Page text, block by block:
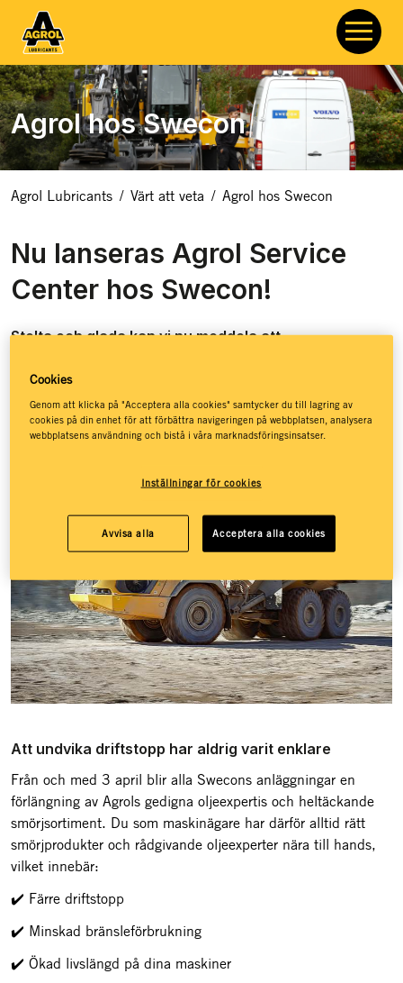
Agrol hos Swecon
Agrol Lubricants / Värt att veta / Agrol hos Swecon
Nu lanseras Agrol Service
Center hos Swecon!
Stolta och glada kan vi nu meddela att
höjder. Från och med 3 april hittar alla maskinägare
sin lokala Swecon-anläggning.
Att undvika driftstopp har aldrig varit enklare
Från och med 3 april blir alla Swecons anläggningar en
förlängning av Agrols gedigna oljeexpertis och heltäckande
smörjsortiment. Du som maskinägare har därför alltid rätt
smörjprodukter och rådgivande oljeexperter nära till hands,
vilket innebär:
✔️ Färre driftstopp
✔️ Minskad bränsleförbrukning
✔️ Ökad livslängd på dina maskiner
Cookies
Genom att klicka på "Acceptera alla cookies" samtycker du till lagring av
cookies på din enhet för att förbättra navigeringen på webbplatsen, analysera
webbplatsens användning och bistå i våra marknadsföringsinsatser.
Inställningar för cookies
Avvisa alla Acceptera alla cookies